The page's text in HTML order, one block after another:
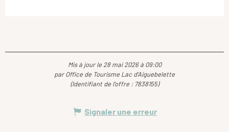
Mis à jour le 28 mai 2026 à 09:00
par Office de Tourisme Lac d'Aiguebelette
(Identifiant de l'offre : 7838155)
Signaler une erreur